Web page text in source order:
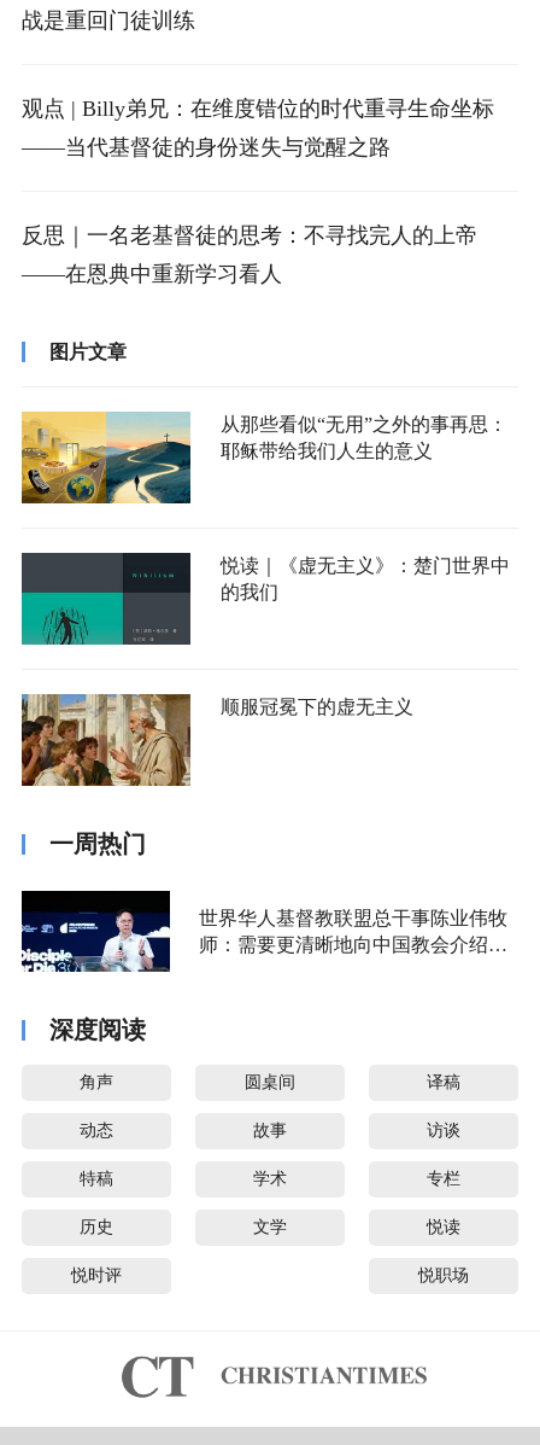
战是重回门徒训练
观点 | Billy弟兄：在维度错位的时代重寻生命坐标
——当代基督徒的身份迷失与觉醒之路
反思｜一名老基督徒的思考：不寻找完人的上帝
——在恩典中重新学习看人
图片文章
从那些看似“无用”之外的事再思：
耶稣带给我们人生的意义
悦读｜《虚无主义》：楚门世界中
的我们
顺服冠冕下的虚无主义
一周热门
世界华人基督教联盟总干事陈业伟牧
师：需要更清晰地向中国教会介绍福
深度阅读
角声 圆桌间 译稿
动态 故事 访谈
特稿 学术 专栏
历史 文学 悦读
悦时评 悦职场